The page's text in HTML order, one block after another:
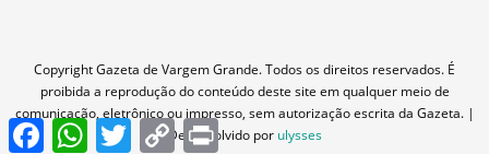
Copyright Gazeta de Vargem Grande. Todos os direitos reservados. É
proibida a reprodução do conteúdo deste site em qualquer meio de
comunicação, eletrônico ou impresso, sem autorização escrita da Gazeta. |
Desenvolvido por ulysses
FacebookWhatsAppTwitterCopy
Link
Print